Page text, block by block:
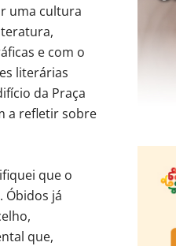
uma cultura
e com o
literárias
da Praça
a refletir sobre
que o
Óbidos já
que,